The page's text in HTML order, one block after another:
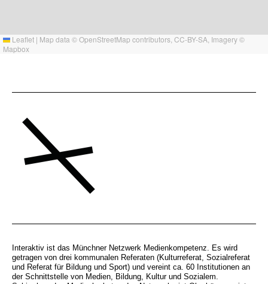
Leaflet | Map data ©OpenStreetMap contributors, CC-BY-SA , Imagery ©
Mapbox
Interaktiv ist das Münchner Netzwerk Medienkompetenz. Es wird
getragen von drei kommunalen Referaten (Kulturreferat, Sozialreferat
und Referat für Bildung und Sport) und vereint ca. 60 Institutionen an
der Schnittstelle von Medien, Bildung, Kultur und Sozialem.